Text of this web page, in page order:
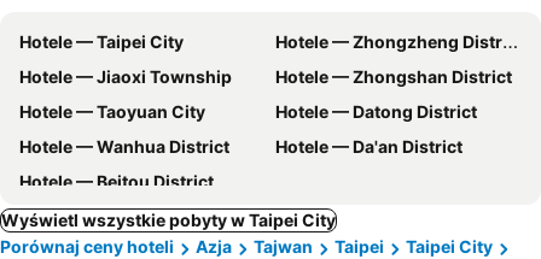
Hotele — Taipei City
Hotele — Zhongzheng District
Hotele — Jiaoxi Township
Hotele — Zhongshan District
Hotele — Taoyuan City
Hotele — Datong District
Hotele — Wanhua District
Hotele — Da'an District
Hotele — Beitou District
Wyświetl wszystkie pobyty w Taipei City
Porównaj ceny hoteli
Azja Tajwan Taipei
Taipei City